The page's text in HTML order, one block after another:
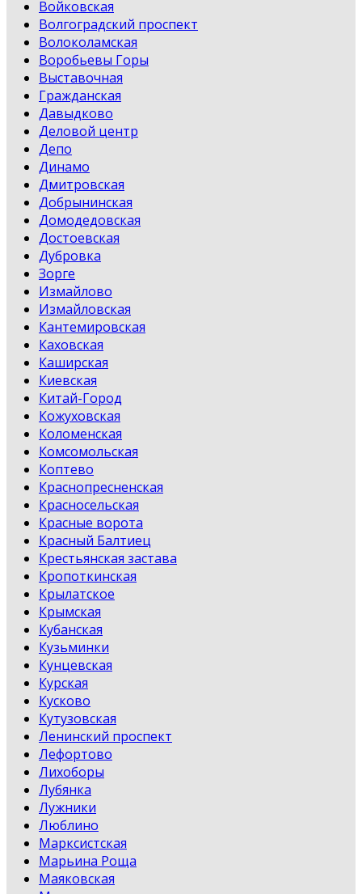
Войковская
Волгоградский проспект
Волоколамская
Воробьевы Горы
Выставочная
Гражданская
Давыдково
Деловой центр
Депо
Динамо
Дмитровская
Добрынинская
Домодедовская
Достоевская
Дубровка
Зорге
Измайлово
Измайловская
Кантемировская
Каховская
Каширская
Киевская
Китай-Город
Кожуховская
Коломенская
Комсомольская
Коптево
Краснопресненская
Красносельская
Красные ворота
Красный Балтиец
Крестьянская застава
Кропоткинская
Крылатское
Крымская
Кубанская
Кузьминки
Кунцевская
Курская
Кусково
Кутузовская
Ленинский проспект
Лефортово
Лихоборы
Лубянка
Лужники
Люблино
Марксистская
Марьина Роща
Маяковская